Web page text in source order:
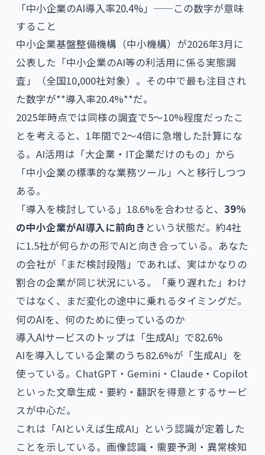
「中小企業のAI導入率20.4%」——この数字が意味
すること
中小企業基盤整備機構（中小機構）が2026年3月に
公表した「中小企業のAI等の利活用に係る実態調
査」（全国10,000社対象）。その中で最も注目され
た数字が**導入率20.4%**だ。
2025年時点では同様の調査で5〜10%程度だったこ
とを考えると、1年間で2〜4倍に急増した計算にな
る。AI活用は「大企業・IT企業だけのもの」から
「中小企業の標準的な業務ツール」へと移行しつつ
ある。
「導入を検討している」18.6%を合わせると、 39%
の中小企業がAI導入に前向き という状態だ。約4社
に1.5社が何らかの形でAIと向き合っている。あなた
の会社が「まだ検討段階」であれば、実はかなりの
割合の企業が同じ状況にいる。「乗り遅れた」わけ
ではなく、まだ変化の途中に乗れるタイミングだ。
何のAIを、何のために使っているのか
導入AIサービスのトップは「生成AI」で82.6%
AIを導入している企業のうち82.6%が「生成AI」を
使っている。ChatGPT・Gemini・Claude・Copilot
といった文章生成・要約・翻訳を得意とするサービ
スが中心だ。
これは「AIといえば生成AI」という認識が定着した
ことを示している。画像認識・需要予測・異常検知